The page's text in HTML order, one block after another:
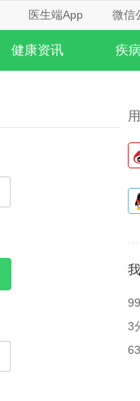
医生端App 微信
健康资讯 疾
3